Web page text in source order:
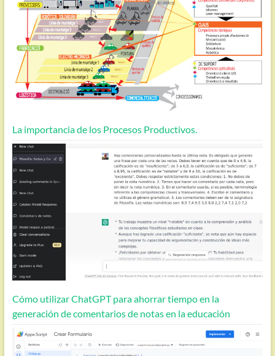
La importancia de los Procesos Productivos.
Cómo utilizar ChatGPT para ahorrar tiempo en la
generación de comentarios de notas en la educación